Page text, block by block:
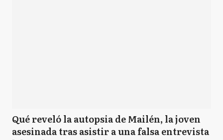
Qué reveló la autopsia de Mailén, la joven
asesinada tras asistir a una falsa entrevista